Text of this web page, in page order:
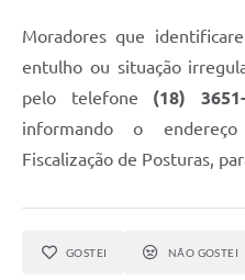
Moradores que
entulho ou situação
pelo telefone (18)
informando o
Fiscalização de Posturas,
GOSTEI NÃO GOSTEI